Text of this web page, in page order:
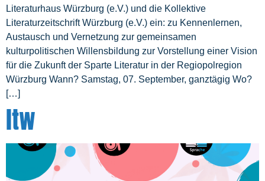
Literaturhaus Würzburg (e.V.) und die Kollektive
Literaturzeitschrift Würzburg (e.V.) ein: zu Kennenlernen,
Austausch und Vernetzung zur gemeinsamen
kulturpolitischen Willensbildung zur Vorstellung einer Vision
für die Zukunft der Sparte Literatur in der Regiopolregion
Würzburg Wann? Samstag, 07. September, ganztägig Wo?
[…]
ltw